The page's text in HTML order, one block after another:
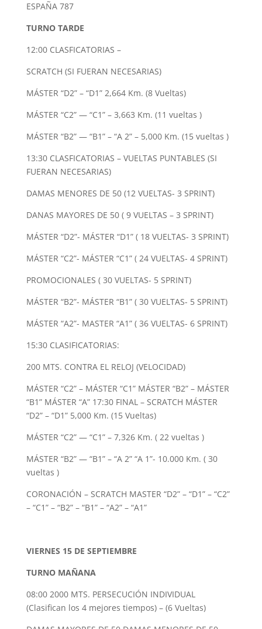
ESPAÑA 787
TURNO TARDE
12:00 CLASFICATORIAS –
SCRATCH (SI FUERAN NECESARIAS)
MÁSTER “D2” – “D1” 2,664 Km. (8 Vueltas)
MÁSTER “C2” — “C1” – 3,663 Km. (11 vueltas )
MÁSTER “B2” — “B1” – “A 2” – 5,000 Km. (15 vueltas )
13:30 CLASFICATORIAS – VUELTAS PUNTABLES (SI
FUERAN NECESARIAS)
DAMAS MENORES DE 50 (12 VUELTAS- 3 SPRINT)
DANAS MAYORES DE 50 ( 9 VUELTAS – 3 SPRINT)
MÁSTER “D2”- MÁSTER “D1” ( 18 VUELTAS- 3 SPRINT)
MÁSTER “C2”- MÁSTER “C1” ( 24 VUELTAS- 4 SPRINT)
PROMOCIONALES ( 30 VUELTAS- 5 SPRINT)
MÁSTER “B2”- MÁSTER “B1” ( 30 VUELTAS- 5 SPRINT)
MÁSTER “A2”- MASTER “A1” ( 36 VUELTAS- 6 SPRINT)
15:30 CLASIFICATORIAS:
200 MTS. CONTRA EL RELOJ (VELOCIDAD)
MÁSTER “C2” – MÁSTER “C1” MÁSTER “B2” – MÁSTER
“B1” MÁSTER “A” 17:30 FINAL – SCRATCH MÁSTER
“D2” – “D1” 5,000 Km. (15 Vueltas)
MÁSTER “C2” — “C1” – 7,326 Km. ( 22 vueltas )
MÁSTER “B2” — “B1” – “A 2” “A 1”- 10.000 Km. ( 30
vueltas )
CORONACIÓN – SCRATCH MASTER “D2” – “D1” – “C2”
– “C1” – “B2” – “B1” – “A2” – “A1”
VIERNES 15 DE SEPTIEMBRE
TURNO MAÑANA
08:00 2000 MTS. PERSECUCIÓN INDIVIDUAL
(Clasifican los 4 mejores tiempos) – (6 Vueltas)